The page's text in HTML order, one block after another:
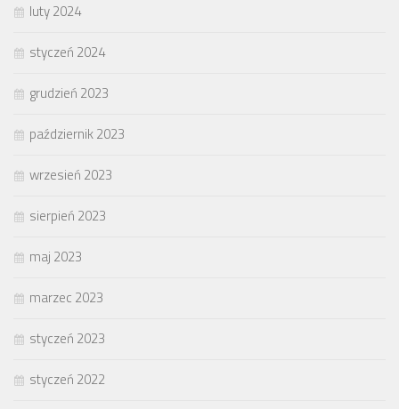
luty 2024
styczeń 2024
grudzień 2023
październik 2023
wrzesień 2023
sierpień 2023
maj 2023
marzec 2023
styczeń 2023
styczeń 2022